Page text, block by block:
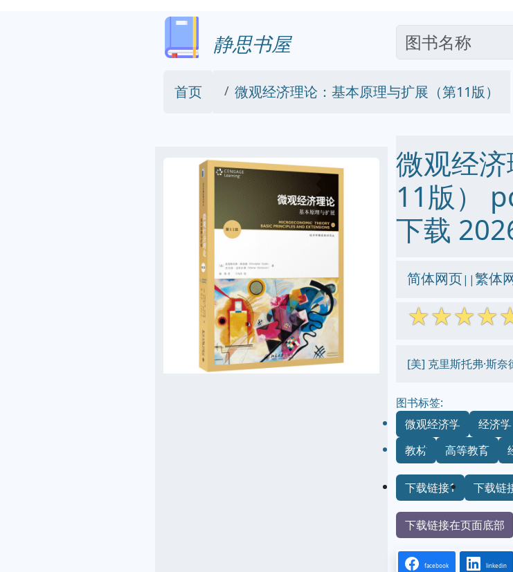
静思书屋
首页 微观经济理论：基本原理与扩展（第11版）
微观经
11版）
下载
简体网页||繁体
☆☆☆☆
[美] 克里斯托弗·斯
图书标签:
微观经济学
经济学
教材
高等教育
下载链接1 下载链
下载链接在页面底部
facebook linkedin